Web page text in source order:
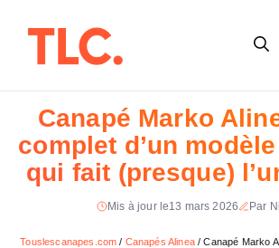
Canapé Marko
complet d’un
qui fait (presque)
Mis à jour le13 mars 2026 Par
Touslescanapes.com / Canapés Alinea/Canapé Marko